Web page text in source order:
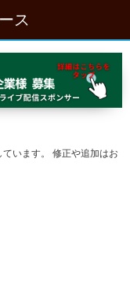
ス
います。 修正や追加はお